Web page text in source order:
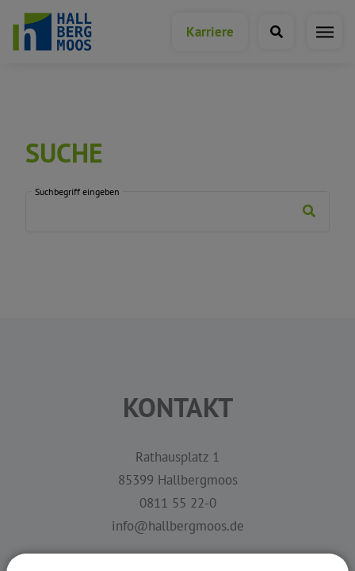
Karriere
SUCHE
Suchbegriff eingeben
KONTAKT
Rathausplatz 1
85399 Hallbergmoos
0811 55 22-0
info@hallbergmoos.de